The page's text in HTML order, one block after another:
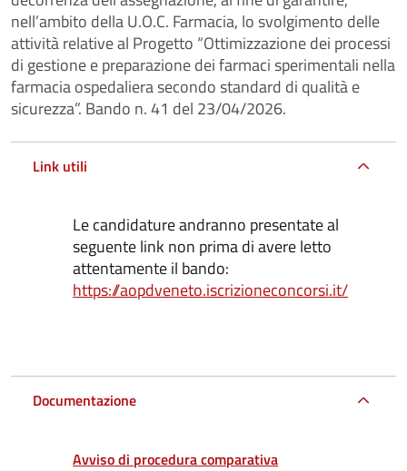
nell’ambito della U.O.C. Farmacia, lo svolgimento delle
attività relative al Progetto “Ottimizzazione dei processi
di gestione e preparazione dei farmaci sperimentali nella
farmacia ospedaliera secondo standard di qualità e
sicurezza”. Bando n. 41 del 23/04/2026.
Link utili
Le candidature andranno presentate al
seguente link non prima di avere letto
attentamente il bando:
https://aopdveneto.iscrizioneconcorsi.it/
Documentazione
Avviso di procedura comparativa